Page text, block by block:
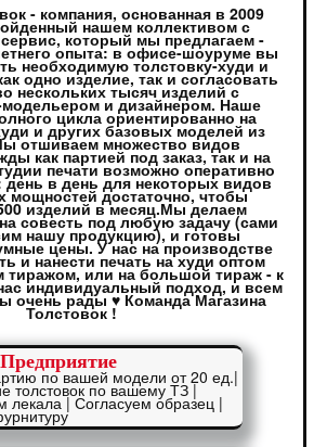
- компания, основанная в 2009
нашем коллективом с
который мы предлагаем -
опыта: в офисе-шоуруме вы
необходимую толстовку-худи и
одно изделие, так и согласовать
нескольких тысяч изделий с
модельером и дизайнером. Наше
цикла ориентированно на
и других базовых моделей из
отшиваем множество видов
как партией под заказ, так и на
печати возможно оперативно
день в день для некоторых видов
мощностей достаточно, чтобы
изделий в месяц.Мы делаем
совесть под любую задачу (сами
нашу продукцию), и готовы
цены. У нас на производстве
и нанести печать на худи оптом
тиражом, или на большой тираж - к
индивидуальный подход, и всем
очень рады ♥ Команда Магазина
Толстовок !
по вашей модели от 20 ед.|
толстовок по вашему ТЗ |
лекала | Согласуем образец |